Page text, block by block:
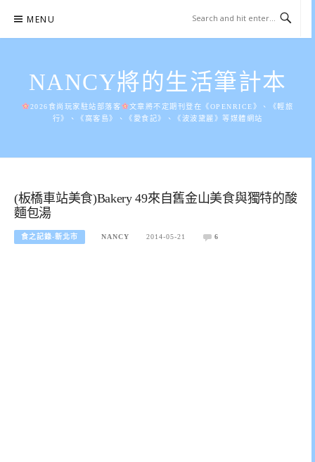
content
MENU
NANCY將的生活筆計本
2026食尚玩家駐站部落客
文章將不定期刊登在《OPENRICE》、《輕旅
行》、《窩客島》、《愛食記》、《波波黛麗》等媒體網站
(板橋車站美食)Bakery 49來自舊金山美食與獨特的酸
麵包湯
食之記錄-新北市 NANCY 2014-05-21 6